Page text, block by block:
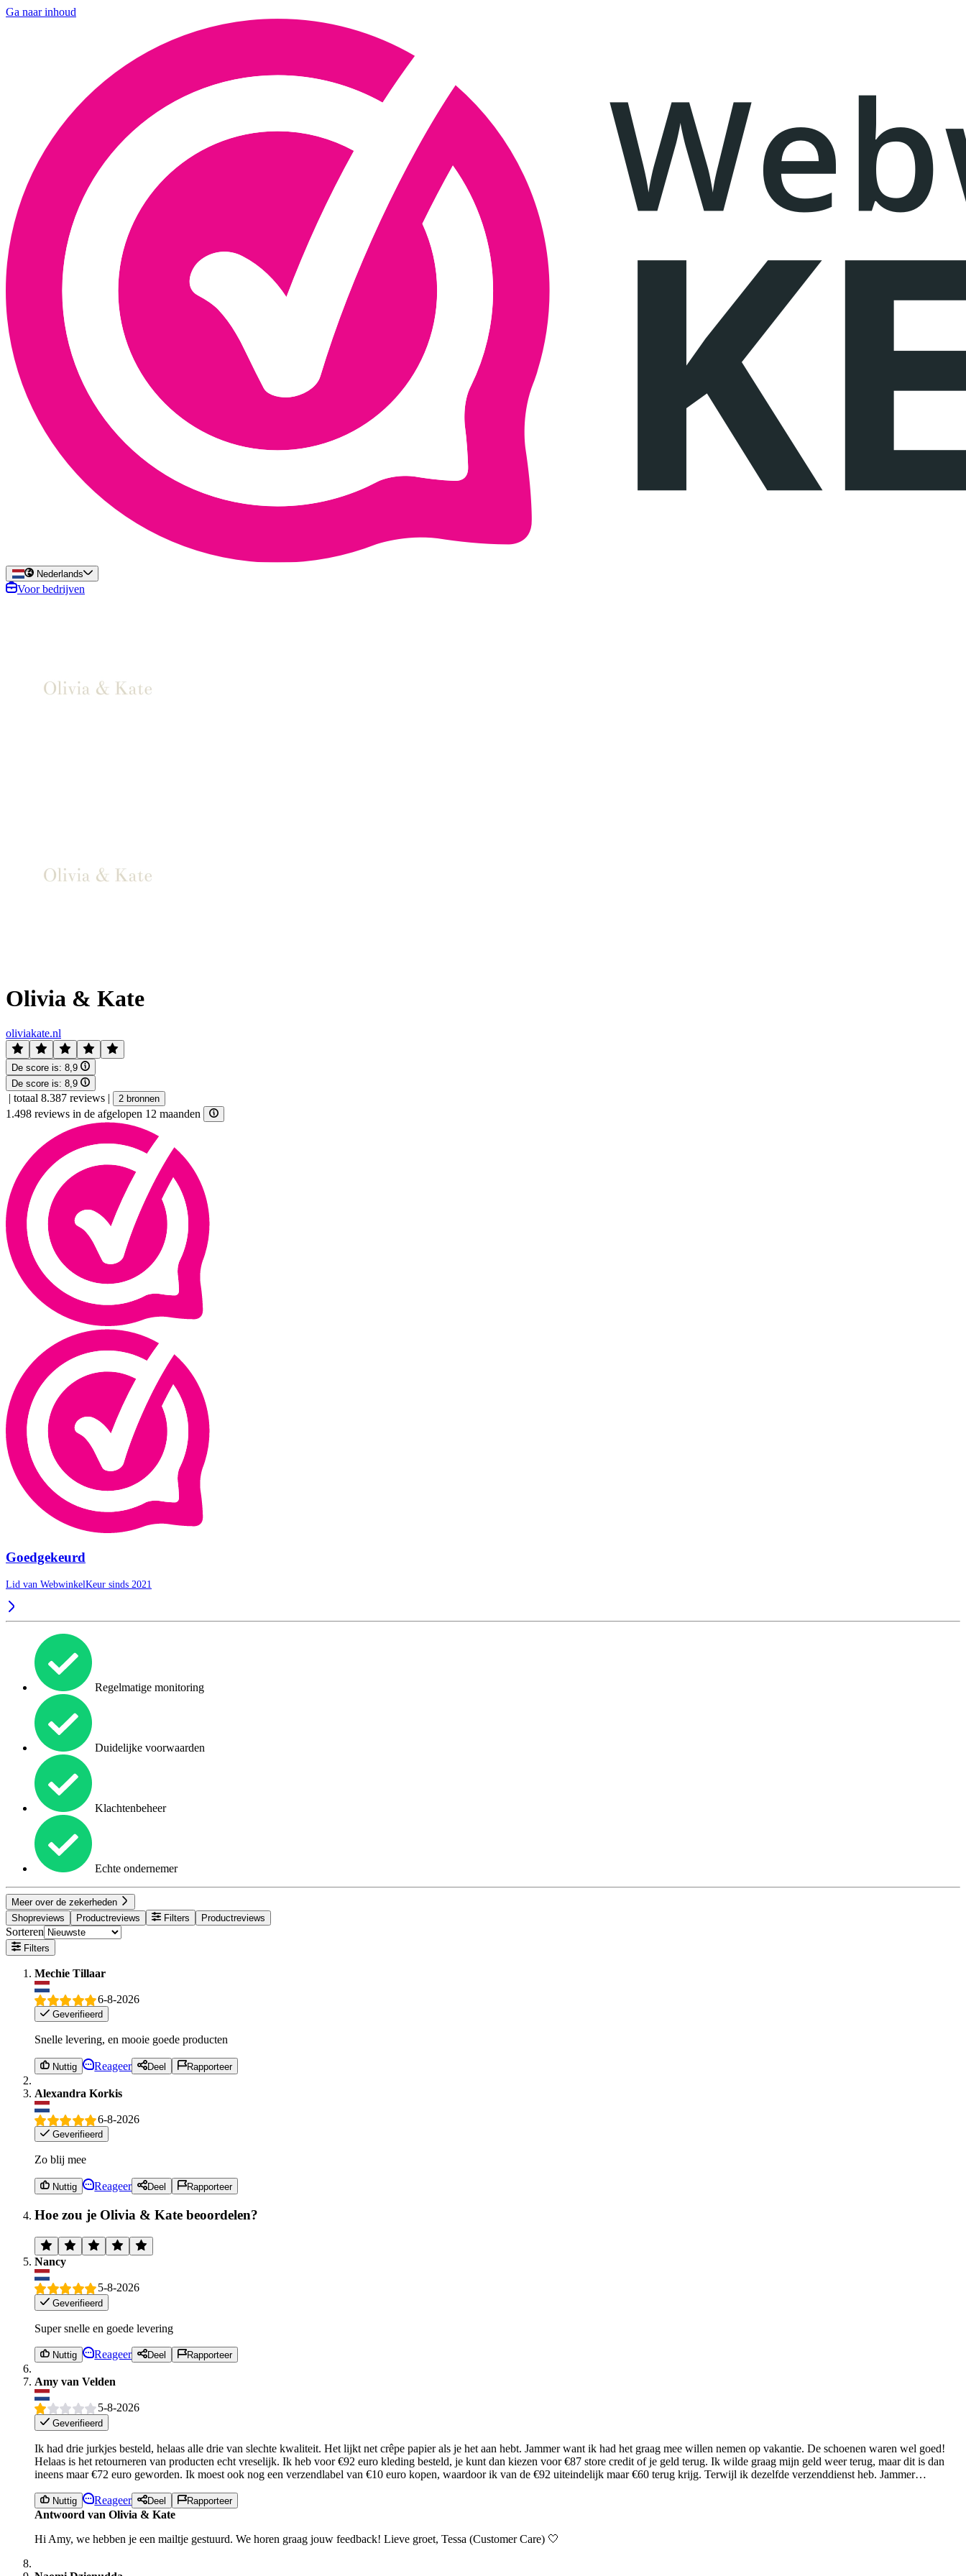
Ga naar inhoud
Nederlands
Voor bedrijven
Olivia & Kate
oliviakate.nl
De score is: 8,9
De score is: 8,9
| totaal 8.387 reviews | 2 bronnen
1.498 reviews in de afgelopen 12 maanden
Goedgekeurd
Lid van WebwinkelKeur sinds 2021
Regelmatige monitoring
Duidelijke voorwaarden
Klachtenbeheer
Echte ondernemer
Meer over de zekerheden
Shopreviews
Productreviews Filters Productreviews
Sorteren
Filters
Mechie Tillaar
6-8-2026
Geverifieerd
Snelle levering, en mooie goede producten
Nuttig Reageer Deel Rapporteer
Alexandra Korkis
6-8-2026
Geverifieerd
Zo blij mee
Nuttig Reageer Deel Rapporteer
Hoe zou je Olivia & Kate beoordelen?
Nancy
5-8-2026
Geverifieerd
Super snelle en goede levering
Nuttig Reageer Deel Rapporteer
Amy van Velden
5-8-2026
Geverifieerd
Ik had drie jurkjes besteld, helaas alle drie van slechte kwaliteit. Het lijkt net crêpe papier als je het aan hebt. Jammer want ik had het graag mee willen nemen op vakantie. De schoenen waren wel goed!
Helaas is het retourneren van producten echt vreselijk. Ik heb voor €92 euro kleding besteld, je kunt dan kiezen voor €87 store credit of je geld terug. Ik wilde graag mijn geld weer terug, maar dit is dan
ineens maar €72 euro geworden. Ik moest ook nog een verzendlabel van €10 euro kopen, waardoor ik van de €92 uiteindelijk maar €60 terug krijg. Terwijl ik dezelfde verzenddienst heb. Jammer…
Nuttig Reageer Deel Rapporteer
Antwoord van Olivia & Kate
Hi Amy, we hebben je een mailtje gestuurd. We horen graag jouw feedback! Lieve groet, Tessa (Customer Care) 🤍